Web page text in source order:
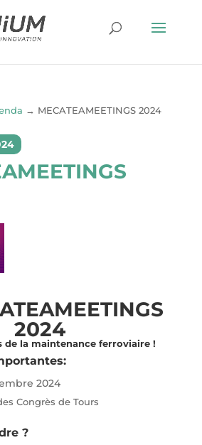
→ MECATEAMEETINGS 2024
2024
de la maintenance ferroviaire !
2024
Congrès de Tours
?